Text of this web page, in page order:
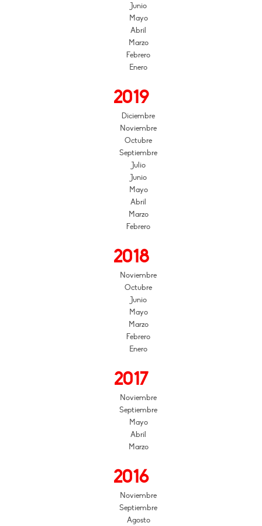
Junio
Mayo
Abril
Marzo
Febrero
Enero
2019
Diciembre
Noviembre
Octubre
Septiembre
Julio
Junio
Mayo
Abril
Marzo
Febrero
2018
Noviembre
Octubre
Junio
Mayo
Marzo
Febrero
Enero
2017
Noviembre
Septiembre
Mayo
Abril
Marzo
2016
Noviembre
Septiembre
Agosto